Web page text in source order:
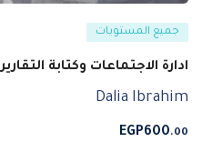
جميع المستويات
ادارة الاجتماعات وكتابة التقارير
Dalia Ibrahim
EGP600.00